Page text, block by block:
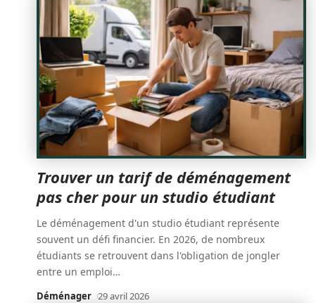
Trouver un tarif de déménagement
pas cher pour un studio étudiant
Le déménagement d'un studio étudiant représente
souvent un défi financier. En 2026, de nombreux
étudiants se retrouvent dans l'obligation de jongler
entre un emploi…
Déménager 29 avril 2026